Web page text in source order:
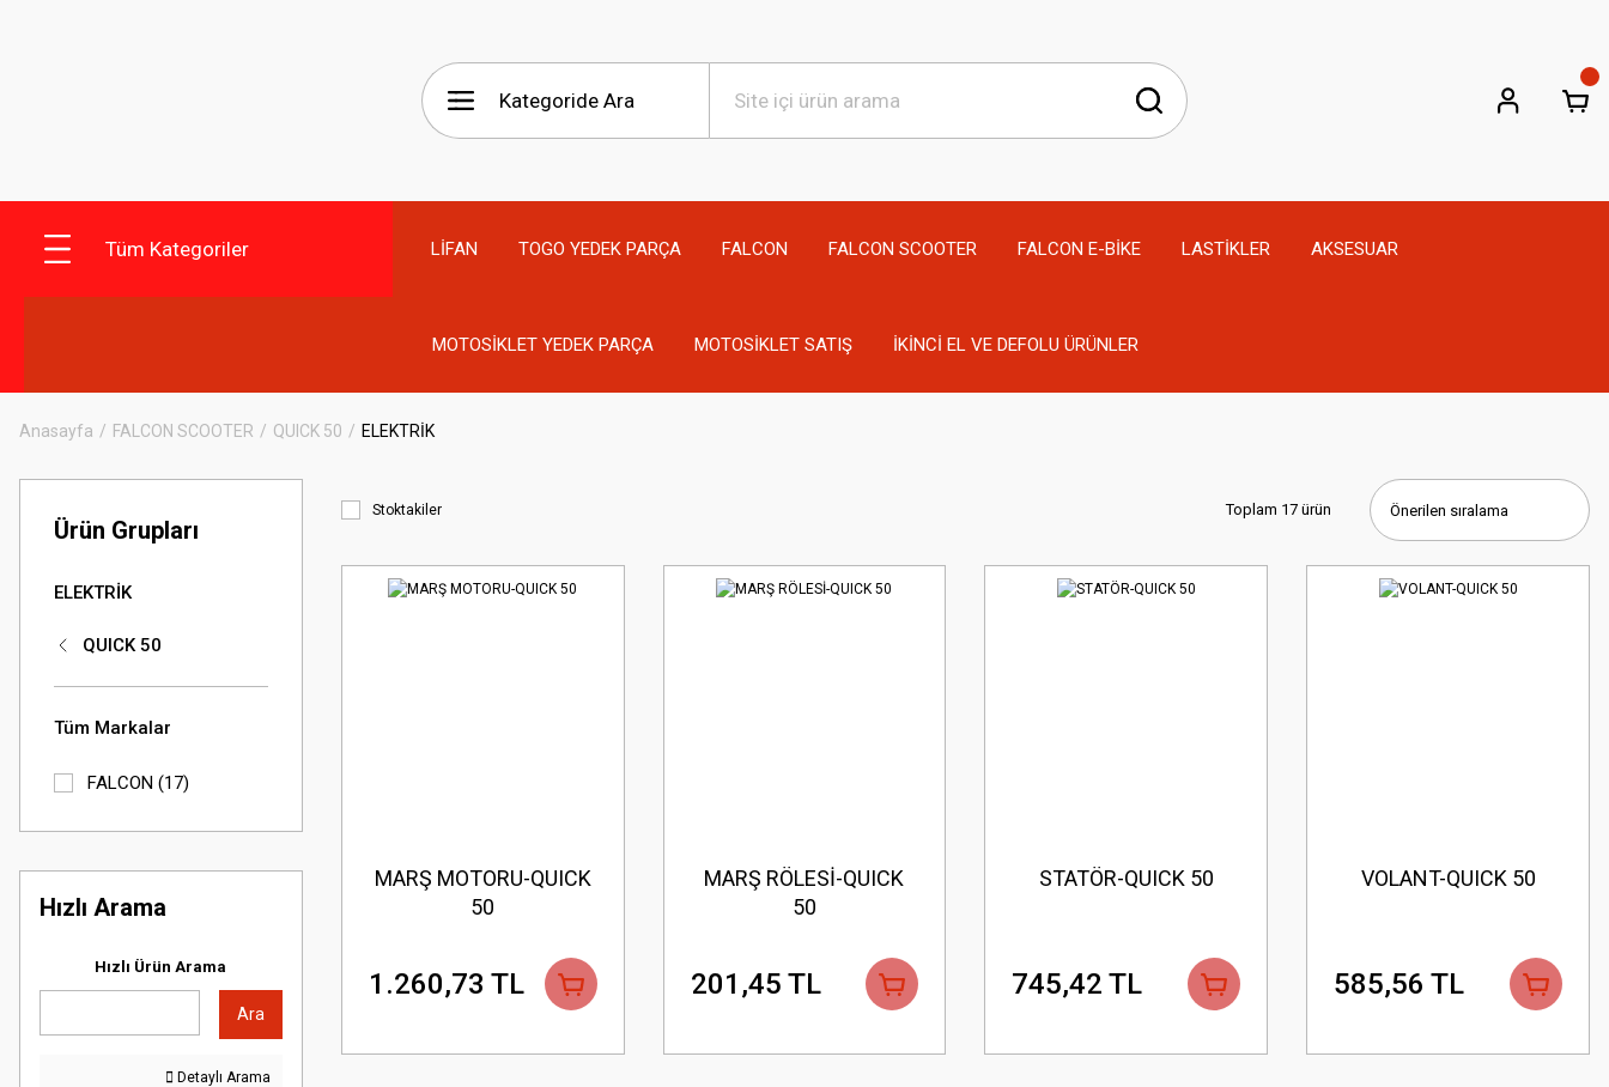
Tüm Kategoriler LİFAN TOGO YEDEK PARÇA FALCON FALCON SCOOTER FALCON E-BİKE LASTİKLER AKSESUAR
MOTOSİKLET YEDEK PARÇA MOTOSİKLET SATIŞ İKİNCİ EL VE DEFOLU ÜRÜNLER
Anasayfa FALCON SCOOTER QUICK 50 ELEKTRİK
Ürün Grupları
ELEKTRİK
QUICK 50
Tüm Markalar
FALCON (17)
Hızlı Arama
Hızlı Ürün Arama
Ara
Detaylı Arama
Stoktakiler Toplam 17 ürün
MARŞ MOTORU-QUICK
50
1.260,73 TL
MARŞ RÖLESİ-QUICK
50
201,45 TL
STATÖR-QUICK 50
745,42 TL
VOLANT-QUICK 50
585,56 TL